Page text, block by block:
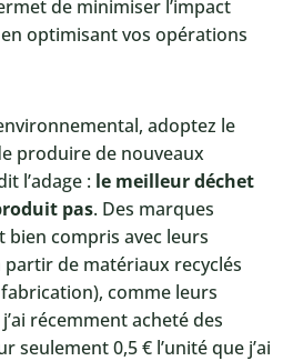
de minimiser l’impact
optimisant vos opérations
adoptez le
produire de nouveaux
l’adage : le meilleur déchet
pas. Des marques
bien compris avec leurs
de matériaux recyclés
comme leurs
récemment acheté des
seulement 0,5 € l’unité que j’ai